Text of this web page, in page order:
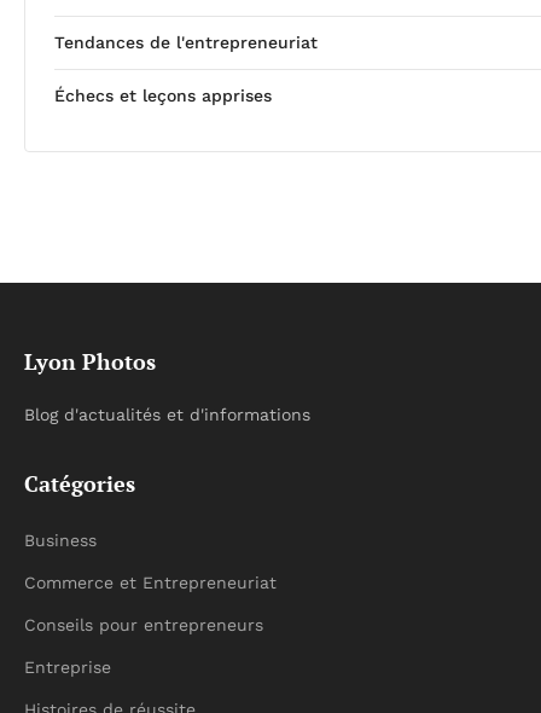
Tendances de l'entrepreneuriat
Échecs et leçons apprises
Lyon Photos
Blog d'actualités et d'informations
Catégories
Business
Commerce et Entrepreneuriat
Conseils pour entrepreneurs
Entreprise